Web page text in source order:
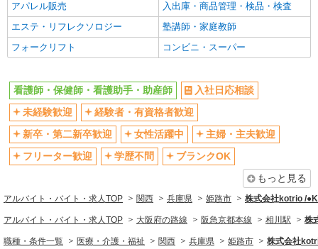
フルタイム歓迎
禁煙・分煙
駅直結・駅チカ
車通勤OK
バイク通勤OK
自転車通勤OK
社会保険あり
産休・育休取得実績あり
退職金・財形貯蓄制度あり
各種手当（家族・役職・インセン
ティブなど）あり
制服貸与
研修制度あり
資格取得支援制度あり
医療・介護・福祉
看護師・保健師・看護助手・助産師
アパレル販売
入出庫・商品管理・検品・検査
エステ・リフレクソロジー
塾講師・家庭教師
フォークリフト
コンビニ・スーパー
看護師・保健師・看護助手・助産師
入社日応相談
未経験歓迎
経験者・有資格者歓迎
新卒・第二新卒歓迎
女性活躍中
主婦・主夫歓迎
フリーター歓迎
学歴不問
ブランクOK
もっと見る
アルバイト・バイト・求人TOP 関西 兵庫県 姫路市 株式会社kotrio /
アルバイト・バイト・求人TOP 大阪府の路線 阪急京都本線 相川駅 株
職種・条件一覧 医療・介護・福祉 関西 兵庫県 姫路市 株式会社